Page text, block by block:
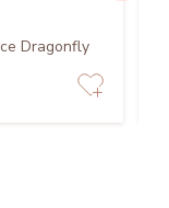
Dragonfly